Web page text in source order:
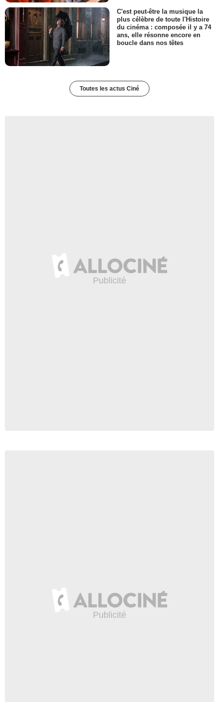
C'est peut-être la musique la
plus célèbre de toute l'Histoire
du cinéma : composée il y a 74
ans, elle résonne encore en
boucle dans nos têtes
Toutes les actus Ciné